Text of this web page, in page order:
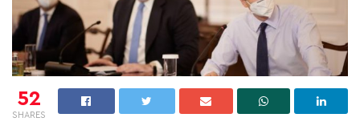
52
SHARES